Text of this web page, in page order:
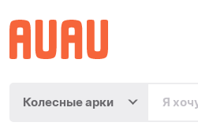
Колесные арки